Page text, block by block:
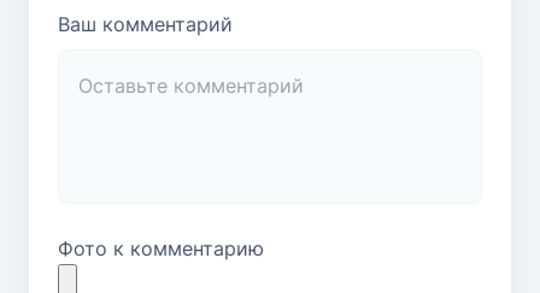
Ваш комментарий
Фото к комментарию